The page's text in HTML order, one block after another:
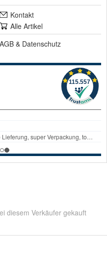
Kontakt
Alle Artikel
AGB & Datenschutz
diesem Verkäufer gekauft